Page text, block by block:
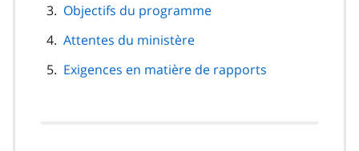
Objectifs du programme
Attentes du ministère
Exigences en matière de rapports